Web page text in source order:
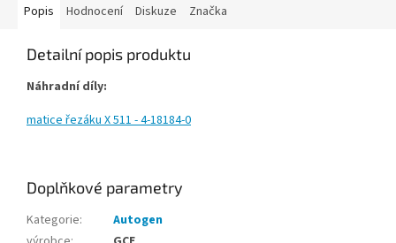
Popis Hodnocení Diskuze Značka
Detailní popis produktu
Náhradní díly:
matice řezáku X 511 -4-18184-0
Doplňkové parametry
Kategorie:
Autogen